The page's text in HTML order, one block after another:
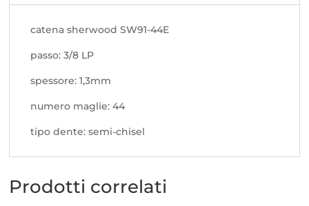
catena sherwood SW91-44E
passo: 3/8 LP
spessore: 1,3mm
numero maglie: 44
tipo dente: semi-chisel
Prodotti correlati